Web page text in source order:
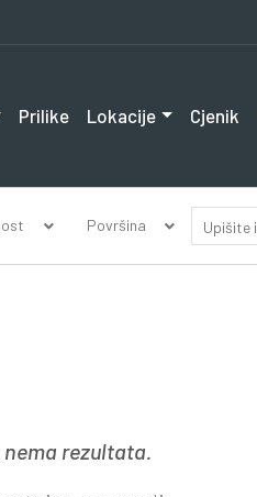
Prilike Lokacije Cjenik
Površina
rezultata.